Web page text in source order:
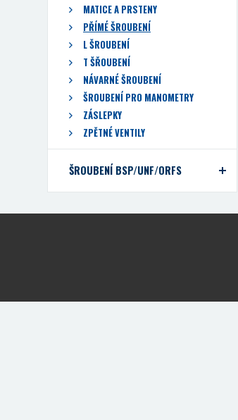
MATICE A PRSTENY
PŘÍMÉ ŠROUBENÍ
L ŠROUBENÍ
T ŠŘOUBENÍ
NÁVARNÉ ŠROUBENÍ
ŠROUBENÍ PRO MANOMETRY
ZÁSLEPKY
ZPĚTNÉ VENTILY
ŠROUBENÍ BSP/UNF/ORFS